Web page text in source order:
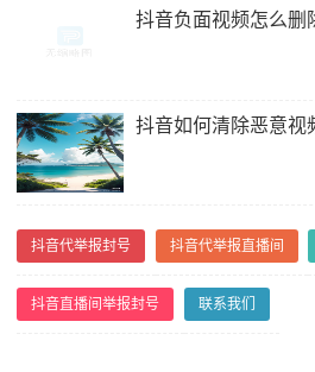
抖音负面视频怎么删
抖音如何清除恶意视
抖音代举报封号 抖音代举报直播间
抖音直播间举报封号 联系我们